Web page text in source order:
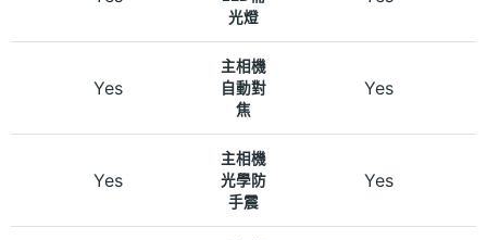
光燈
Yes
主相機
自動對
焦
Yes
Yes
主相機
光學防
手震
Yes